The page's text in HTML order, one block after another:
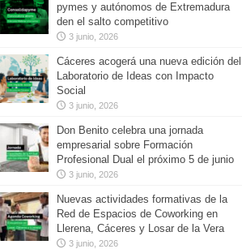
pymes y autónomos de Extremadura
den el salto competitivo
3 junio, 2026
Cáceres acogerá una nueva edición del
Laboratorio de Ideas con Impacto
Social
3 junio, 2026
Don Benito celebra una jornada
empresarial sobre Formación
Profesional Dual el próximo 5 de junio
3 junio, 2026
Nuevas actividades formativas de la
Red de Espacios de Coworking en
Llerena, Cáceres y Losar de la Vera
3 junio, 2026